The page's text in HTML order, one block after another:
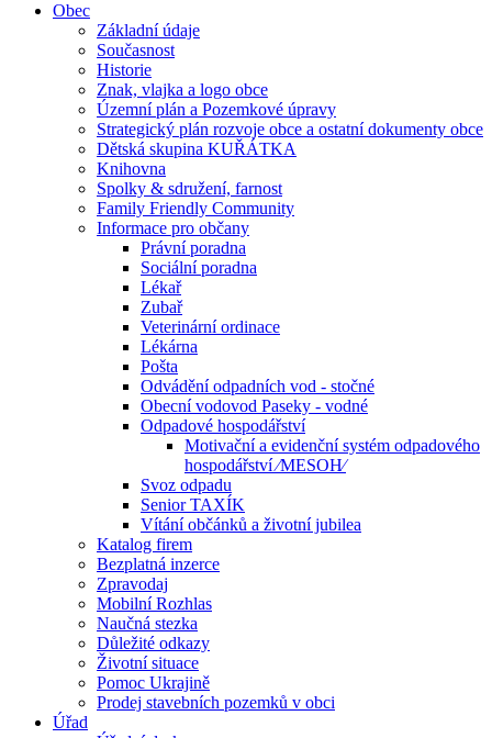
Obec
Základní údaje
Současnost
Historie
Znak, vlajka a logo obce
Územní plán a Pozemkové úpravy
Strategický plán rozvoje obce a ostatní dokumenty obce
Dětská skupina KUŘÁTKA
Knihovna
Spolky & sdružení, farnost
Family Friendly Community
Informace pro občany
Právní poradna
Sociální poradna
Lékař
Zubař
Veterinární ordinace
Lékárna
Pošta
Odvádění odpadních vod - stočné
Obecní vodovod Paseky - vodné
Odpadové hospodářství
Motivační a evidenční systém odpadového
hospodářství ⁄MESOH⁄
Svoz odpadu
Senior TAXÍK
Vítání občánků a životní jubilea
Katalog firem
Bezplatná inzerce
Zpravodaj
Mobilní Rozhlas
Naučná stezka
Důležité odkazy
Životní situace
Pomoc Ukrajině
Prodej stavebních pozemků v obci
Úřad